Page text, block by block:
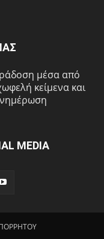
μέσα από
κείμενα και
MEDIA